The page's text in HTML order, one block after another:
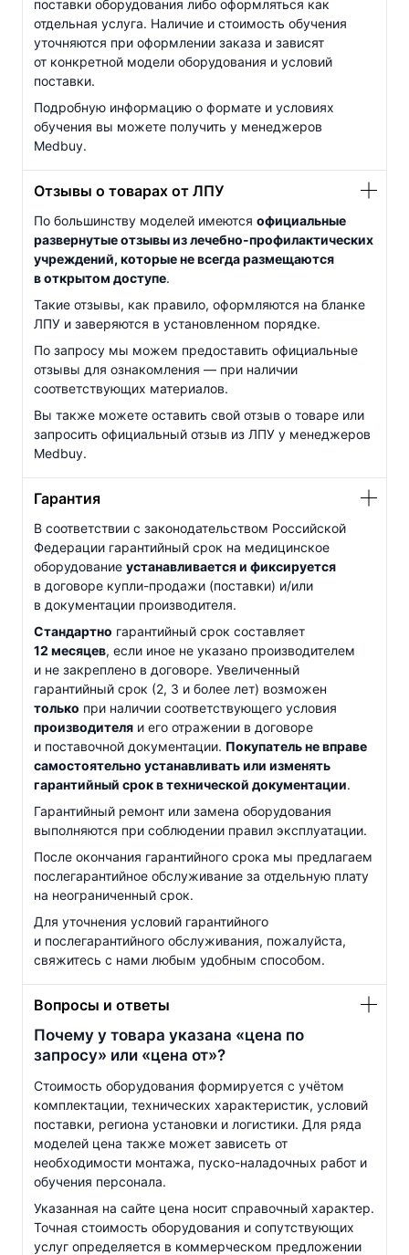
поставки оборудования либо оформляться как
отдельная услуга. Наличие и стоимость обучения
уточняются при оформлении заказа и зависят
от конкретной модели оборудования и условий
поставки.
Подробную информацию о формате и условиях
обучения вы можете получить у менеджеров
Medbuy.
Отзывы о товарах от ЛПУ
По большинству моделей имеются официальные
развернутые отзывы излечебно-профилактических
учреждений, которые не всегда размещаются
в открытом доступе.
Такие отзывы, как правило, оформляются на бланке
ЛПУ и заверяются в установленном порядке.
По запросу мы можем предоставить официальные
отзывы для ознакомления — при наличии
соответствующих материалов.
Вы также можете оставить свой отзыв о товаре или
запросить официальный отзыв из ЛПУ у менеджеров
Medbuy.
Гарантия
В соответствии с законодательством Российской
Федерации гарантийный срок на медицинское
оборудование устанавливается и фиксируется
в договоре купли-продажи (поставки) и/или
в документации производителя.
Стандартно гарантийный срок составляет
12 месяцев, если иное не указано производителем
и не закреплено в договоре. Увеличенный
гарантийный срок (2, 3 и более лет) возможен
только при наличии соответствующего условия
производителя и его отражении в договоре
и поставочной документации. Покупатель не вправе
самостоятельно устанавливать или изменять
гарантийный срок в технической документации.
Гарантийный ремонт или замена оборудования
выполняются при соблюдении правил эксплуатации.
После окончания гарантийного срока мы предлагаем
послегарантийное обслуживание за отдельную плату
на неограниченный срок.
Для уточнения условий гарантийного
и послегарантийного обслуживания, пожалуйста,
свяжитесь с нами любым удобным способом.
Вопросы и ответы
Почему у товара указана «цена по
запросу» или «цена от»?
Стоимость оборудования формируется с учётом
комплектации, технических характеристик, условий
поставки, региона установки и логистики. Для ряда
моделей цена также может зависеть от
необходимости монтажа, пуско-наладочных работ и
обучения персонала.
Указанная на сайте цена носит справочный характер.
Точная стоимость оборудования и сопутствующих
услуг определяется в коммерческом предложении